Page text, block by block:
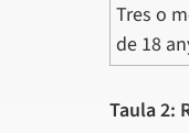
Tres o
de 18
Taula 2: